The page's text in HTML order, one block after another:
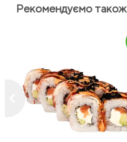
Рекомендуємо також